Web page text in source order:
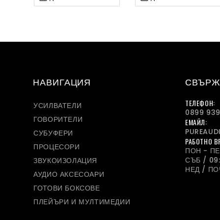
НАВИГАЦИЯ
УСИЛВАТЕЛИ
ГОВОРИТЕЛИ
СУБУФЕРИ
ПРОЦЕСОРИ
ЗВУКОИЗОЛАЦИЯ
АУДИО АКСЕСОАРИ
ГОТОВИ БОКСОВЕ
ПЛЕЙЪРИ И МУЛТИМЕДИИ
ТЕЛЕФОН:
0899
ЕМАЙЛ:
РАБОТНО
ПОН -
СЪБ /
НЕД /